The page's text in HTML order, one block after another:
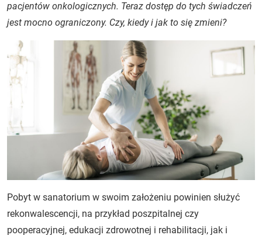
pacjentów onkologicznych. Teraz dostęp do tych świadczeń
jest mocno ograniczony. Czy, kiedy i jak to się zmieni?
Pobyt w sanatorium w swoim założeniu powinien służyć
rekonwalescencji, na przykład poszpitalnej czy
pooperacyjnej, edukacji zdrowotnej i rehabilitacji, jak i